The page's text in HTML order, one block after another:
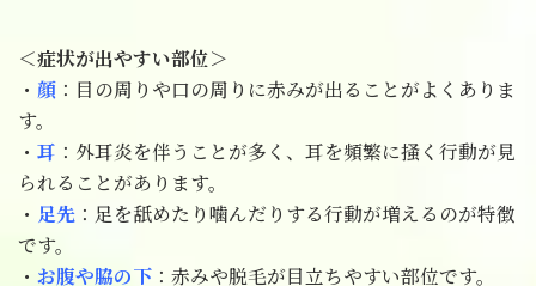
＜症状が出やすい部位＞
・ 顔 ：目の周りや口の周りに赤みが出ることがよくありま
す。
・ 耳 ：外耳炎を伴うことが多く、耳を頻繁に掻く行動が見
られることがあります。
・ 足先 ：足を舐めたり噛んだりする行動が増えるのが特徴
です。
・ お腹や脇の下 ：赤みや脱毛が目立ちやすい部位です。